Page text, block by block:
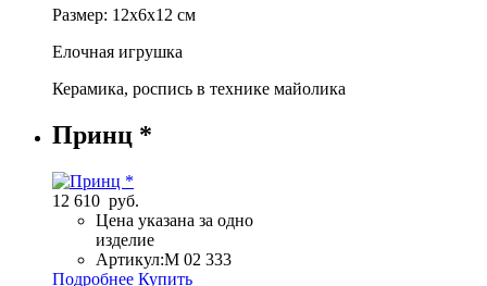
Размер: 12х6х12 см
Елочная игрушка
Керамика, роспись в технике майолика
Принц *
12 610 руб.
Цена указана за одно
изделие
Артикул:М 02 333
Подробнее Купить